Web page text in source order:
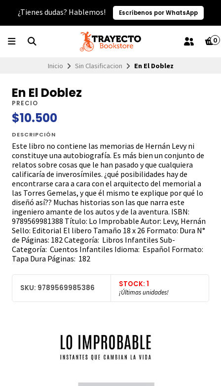
¿Tienes dudas? Hablemos! Escríbenos por WhatsApp
0
Inicio Sin Clasificacion En El Doblez
En El Doblez
PRECIO
$10.500
DESCRIPCIÓN
Este libro no contiene las memorias de Hernán Levy ni
constituye una autobiografía. Es más bien un conjunto de
relatos sobre cosas que le han pasado y que cualquiera
calificaría de inverosímiles. ¿qué posibilidades hay de
encontrarse cara a cara con el arquitecto del memorial a
las Torres Gemelas, y que él mismo te explique por qué lo
diseñó así?? Muchas historias son las que narra este
ingeniero amante de los autos y de la aventura. ISBN:
9789569981388 Título: Lo Improbable Autor: Levy, Hernán
Sello: Editorial El libero Tamaño 18 x 26 Formato: Dura N°
de Páginas: 182 Categoría: Libros Infantiles Sub-
Categoría: Cuentos Infantiles Idioma: Español Formato:
Tapa Dura Páginas: 182
SKU: 9789569985386 STOCK: 1
¡Últimas unidades!